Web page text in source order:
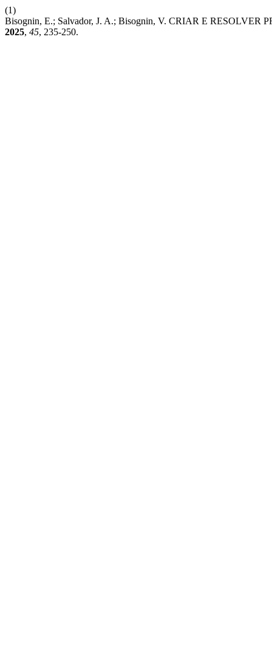
(1)
Bisognin, E.; Salvador, J. A.; Bisognin, V. CRIAR E
2025, 45, 235-250.